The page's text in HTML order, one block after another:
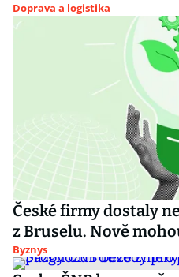
Doprava a logistika
České firmy dostaly
z Bruselu. Nově
Byznys